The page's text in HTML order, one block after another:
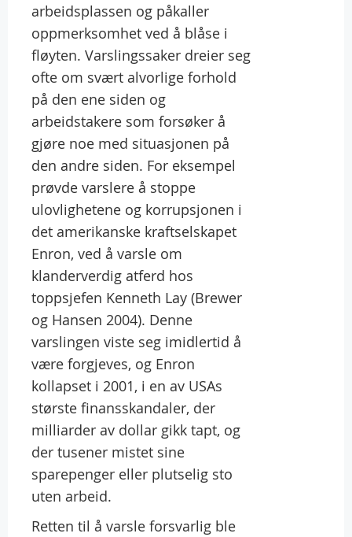
arbeidsplassen og påkaller
oppmerksomhet ved å blåse i
fløyten. Varslingssaker dreier seg
ofte om svært alvorlige forhold
på den ene siden og
arbeidstakere som forsøker å
gjøre noe med situasjonen på
den andre siden. For eksempel
prøvde varslere å stoppe
ulovlighetene og korrupsjonen i
det amerikanske kraftselskapet
Enron, ved å varsle om
klanderverdig atferd hos
toppsjefen Kenneth Lay (Brewer
og Hansen 2004). Denne
varslingen viste seg imidlertid å
være forgjeves, og Enron
kollapset i 2001, i en av USAs
største finansskandaler, der
milliarder av dollar gikk tapt, og
der tusener mistet sine
sparepenger eller plutselig sto
uten arbeid.
Retten til å varsle forsvarlig ble